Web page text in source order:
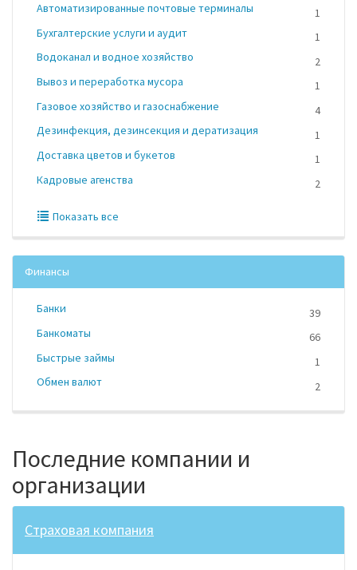
Автоматизированные почтовые терминалы
1
Бухгалтерские услуги и аудит
1
Водоканал и водное хозяйство
2
Вывоз и переработка мусора
1
Газовое хозяйство и газоснабжение
4
Дезинфекция, дезинсекция и дератизация
1
Доставка цветов и букетов
1
Кадровые агенства
2
Показать все
Финансы
Банки
39
Банкоматы
66
Быстрые займы
1
Обмен валют
2
Последние компании и
организации
Страховая компания